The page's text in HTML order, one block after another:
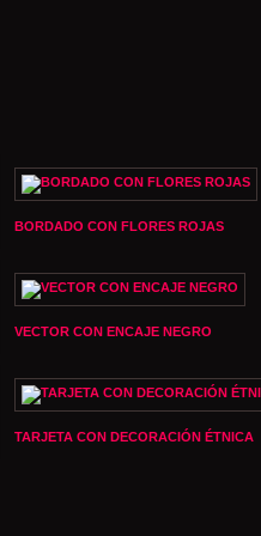
BORDADO CON FLORES ROJAS
VECTOR CON ENCAJE NEGRO
TARJETA CON DECORACIÓN ÉTNICA